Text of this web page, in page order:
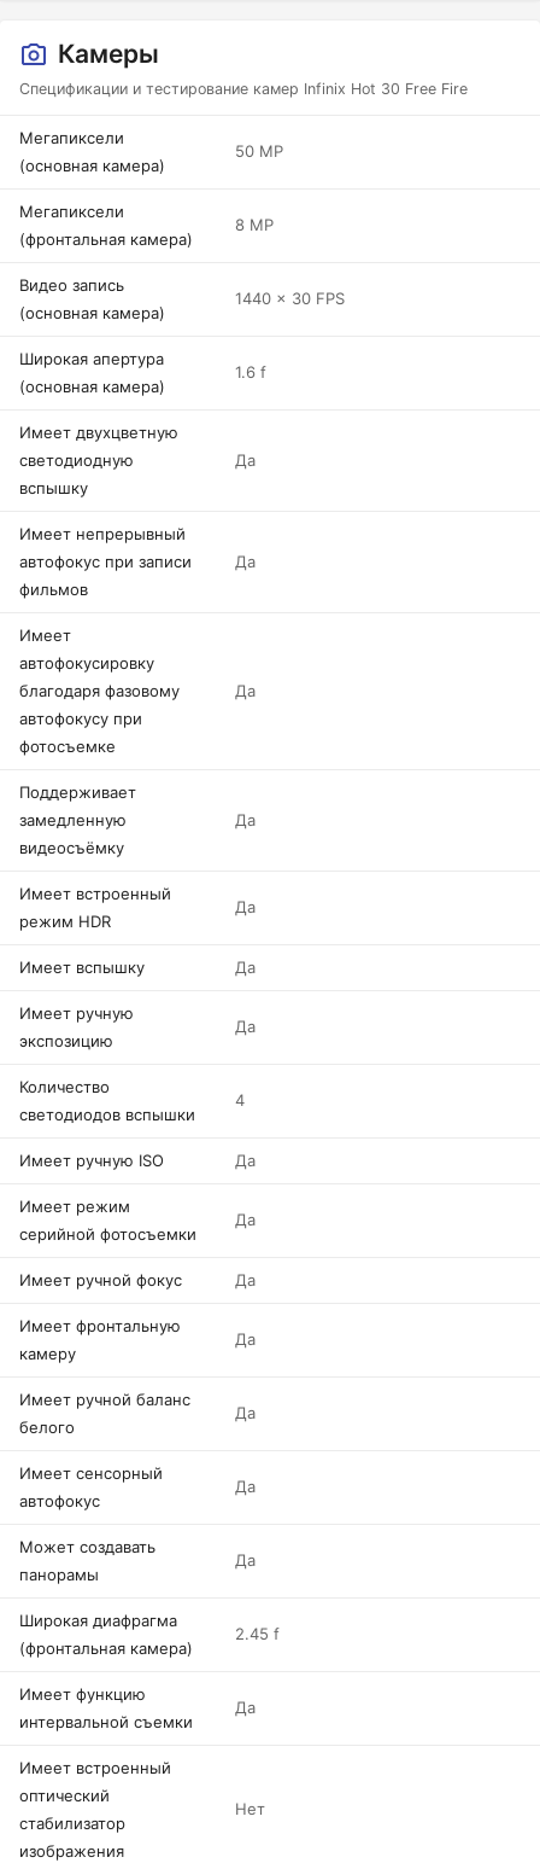
Камеры
Спецификации и тестирование камер Infinix Hot 30 Free Fire
Мегапиксели
(основная камера)
50 MP
Мегапиксели
(фронтальная камера)
8 MP
Видео запись
(основная камера)
1440 x 30 FPS
Широкая апертура
(основная камера)
1.6 f
Имеет двухцветную
светодиодную
вспышку
Да
Имеет непрерывный
автофокус при записи
фильмов
Да
Имеет
автофокусировку
благодаря фазовому
автофокусу при
фотосъемке
Да
Поддерживает
замедленную
видеосъёмку
Да
Имеет встроенный
режим HDR
Да
Имеет вспышку Да
Имеет ручную
экспозицию
Да
Количество
светодиодов вспышки
4
Имеет ручную ISO Да
Имеет режим
серийной фотосъемки
Да
Имеет ручной фокус Да
Имеет фронтальную
камеру
Да
Имеет ручной баланс
белого
Да
Имеет сенсорный
автофокус
Да
Может создавать
панорамы
Да
Широкая диафрагма
(фронтальная камера)
2.45 f
Имеет функцию
интервальной съемки
Да
Имеет встроенный
оптический
стабилизатор
изображения
Нет